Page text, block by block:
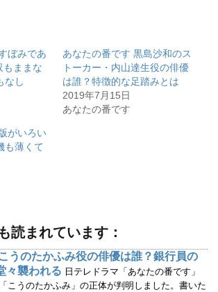
ぼみであ
もままな
なし
あなたの番です 黒島沙和のス
トーカー・内山達生役の俳優
は誰？特徴的な足踏みとは
2019年7月15日
あなたの番です
がいろい
も薄くて
読まれています：
うのたかふみ役の俳優は誰？銀行員の
々襲われる 日テレドラマ「あなたの番です」
こうのたかふみ」の正体が判明しました。書いた